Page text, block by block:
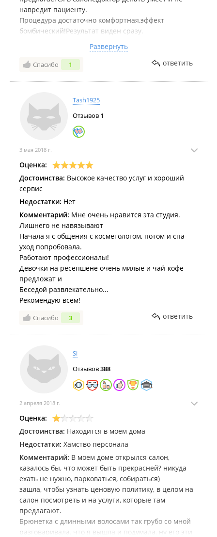
навредит пациенту.
Процедура достаточно комфортная,эффект
бомбический!Результат виден сразу.
увеличиваться в течение нескольких месяцев, жду
волшебных перемен.
Развернуть
Спасибо 1 ответить
Tash1925
Отзывов 1
3 мая 2018 г.
Оценка:
Достоинства: Высокое качество услуг и хороший
сервис
Недостатки: Нет
Комментарий: Мне очень нравится эта студия.
Лишнего не навязывают
Начала я с общения с косметологом, потом и спа-
уход попробовала.
Работают профессионалы!
Девочки на ресепшене очень милые и чай-кофе
предложат и
Беседой развлекательно...
Рекомендую всем!
Спасибо 3 ответить
Si
Отзывов388
2 апреля 2018 г.
Оценка:
Достоинства: Находится в моем дома
Недостатки: Хамство персонала
Комментарий: В моем доме открылся салон,
казалось бы, что может быть прекрасней? никуда
ехать не нужно, парковаться, собираться)
зашла, чтобы узнать ценовую политику, в целом на
салон посмотреть и на услуги, которые там
предлагают.
Брюнетка с длинными волосами так грубо со мной
разговаривала, что я вышла и подумала, ну его эти